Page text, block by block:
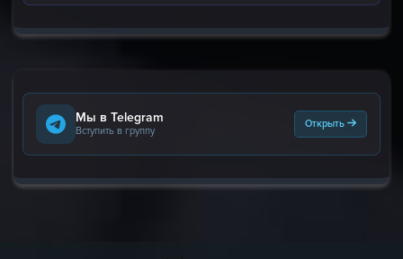
Мы в Telegram
Вступить в группу
Открыть